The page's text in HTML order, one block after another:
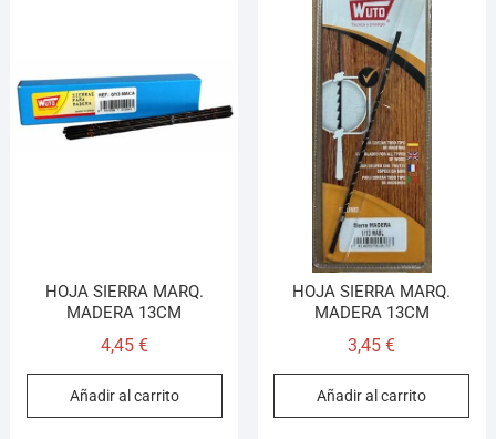
HOJA SIERRA MARQ.
MADERA 13CM
4,45 €
Añadir al carrito
HOJA SIERRA MARQ.
MADERA 13CM
3,45€
Añadir al carrito